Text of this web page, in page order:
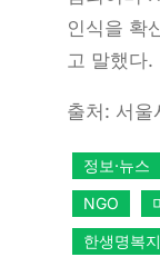
인식을 확
고 말했다.
출처: 서울
정보·뉴스
NGO
한생명복